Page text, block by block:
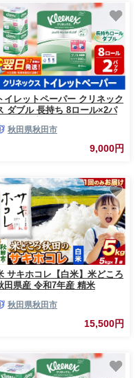
イレットペーパー クリネック
ダブル 長持ち 8ロール×2パ
発送 [クリネックス 長持ちロ
ール トイレットペーパー 日本
秋田県秋田市
9,000円
サキホコレ【白米】米どころ
田県産 令和7年産 精米
米 精米 サキホコレ ブランド
米 小分け ご飯 ごはん 米どころ
秋田県秋田市
15,500円